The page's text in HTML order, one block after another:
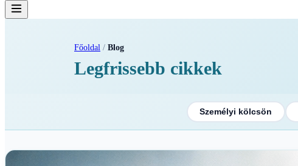
Főoldal / Blog
Legfrissebb cikkek
Személyi kölcsön